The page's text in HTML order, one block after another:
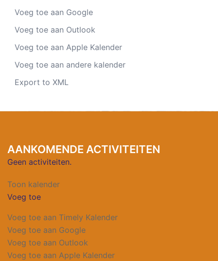
Voeg toe aan Google
Voeg toe aan Outlook
Voeg toe aan Apple Kalender
Voeg toe aan andere kalender
Export to XML
AANKOMENDE ACTIVITEITEN
Geen activiteiten.
Toon kalender
Voeg toe
Voeg toe aan Timely Kalender
Voeg toe aan Google
Voeg toe aan Outlook
Voeg toe aan Apple Kalender